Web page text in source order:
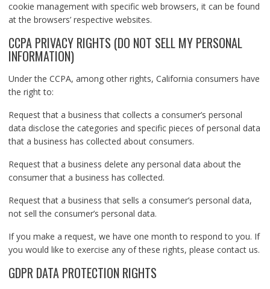
cookie management with specific web browsers, it can be found
at the browsers’ respective websites.
CCPA PRIVACY RIGHTS (DO NOT SELL MY PERSONAL
INFORMATION)
Under the CCPA, among other rights, California consumers have
the right to:
Request that a business that collects a consumer’s personal
data disclose the categories and specific pieces of personal data
that a business has collected about consumers.
Request that a business delete any personal data about the
consumer that a business has collected.
Request that a business that sells a consumer’s personal data,
not sell the consumer’s personal data.
If you make a request, we have one month to respond to you. If
you would like to exercise any of these rights, please contact us.
GDPR DATA PROTECTION RIGHTS